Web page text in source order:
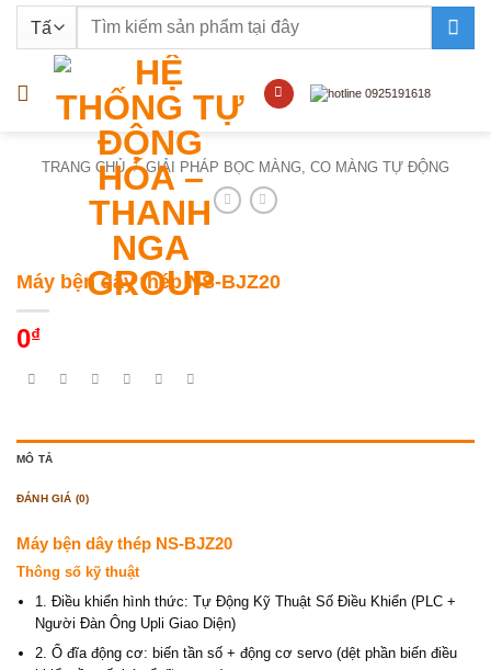
nội
Tìm
TRANG CHỦ / GIẢI PHÁP BỌC MÀNG, CO MÀNG TỰ ĐỘNG
Máy bện dây thép NS-BJZ20
0₫
MÔ TẢ
ĐÁNH GIÁ (0)
Máy bện dây thép NS-BJZ20
Thông số kỹ thuật
1. Điều khiển hình thức: Tự Động Kỹ Thuật Số Điều Khiển (PLC +
Người Đàn Ông Upli Giao Diện)
2. Ổ đĩa động cơ: biến tần số + động cơ servo (dệt phần biến điều